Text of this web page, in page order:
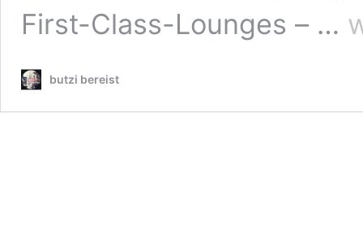
First-Class-Lounges – …
an
butzi bereist